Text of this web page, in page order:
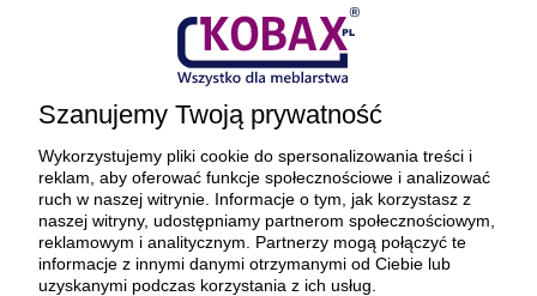
Płatności i dostawa
Ciekawostki
O firmie
BEZPIECZNE PŁATNOŚCI ORAZ DOSTAWA
Szanujemy Twoją prywatność
Wykorzystujemy pliki cookie do spersonalizowania treści i
reklam, aby oferować funkcje społecznościowe i analizować
ruch w naszej witrynie. Informacje o tym, jak korzystasz z
naszej witryny, udostępniamy partnerom społecznościowym,
reklamowym i analitycznym. Partnerzy mogą połączyć te
informacje z innymi danymi otrzymanymi od Ciebie lub
uzyskanymi podczas korzystania z ich usług.